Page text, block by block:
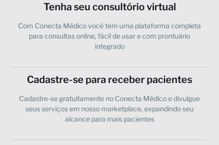
Tenha seu consultório virtual
Com Conecta Médico você tem uma plataforma completa
para consultas online, fácil de usar e com prontuário
integrado
Cadastre-se para receber pacientes
Cadastre-se gratuitamente no Conecta Médico e divulgue
seus serviços em nosso marketplace, expandindo seu
alcance para mais pacientes